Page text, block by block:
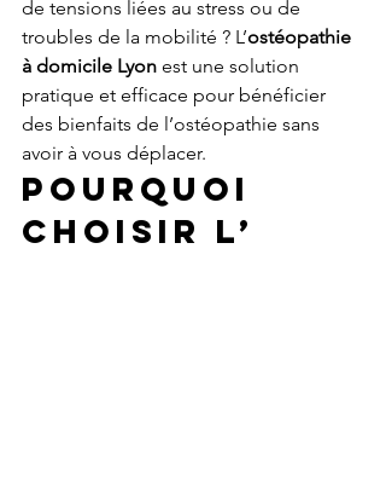
de tensions liées au stress ou de
troubles de la mobilité ? L’ostéopathie
à domicile Lyon est une solution
pratique et efficace pour bénéficier
des bienfaits de l’ostéopathie sans
avoir à vous déplacer.
Pourquoi
choisir l’